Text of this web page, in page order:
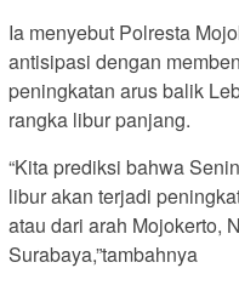
Ia menyebut Polresta
antisipasi dengan
peningkatan arus balik
rangka libur panjang.
“Kita prediksi bahwa
libur akan terjadi
atau dari arah Mojokerto,
Surabaya,”tambahnya